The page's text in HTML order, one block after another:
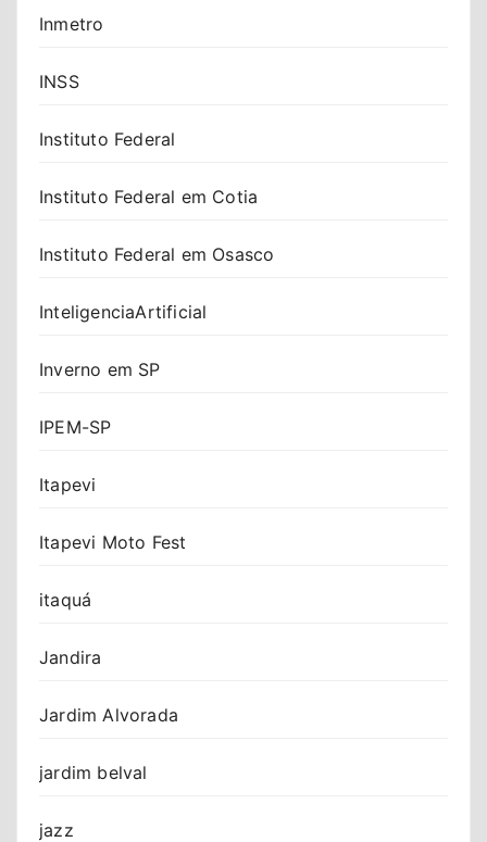
Inmetro
INSS
Instituto Federal
Instituto Federal em Cotia
Instituto Federal em Osasco
InteligenciaArtificial
Inverno em SP
IPEM-SP
Itapevi
Itapevi Moto Fest
itaquá
Jandira
Jardim Alvorada
jardim belval
jazz